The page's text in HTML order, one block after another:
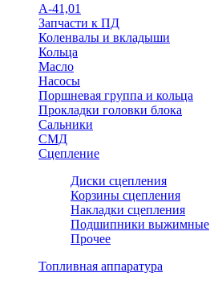
А-41,01
Запчасти к ПД
Коленвалы и вкладыши
Кольца
Масло
Насосы
Поршневая группа и кольца
Прокладки головки блока
Сальники
СМД
Сцепление
Диски сцепления
Корзины сцепления
Накладки сцепления
Подшипники выжимные
Прочее
Топливная аппаратура